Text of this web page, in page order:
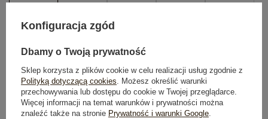
S M L XL 2XL
TABELA ROZMIARÓW
POWIADOM O DOSTĘPNOŚCI
Konfiguracja zgód
Dbamy o Twoją prywatność
Sklep korzysta z plików cookie w celu realizacji usług zgodnie z
Polityką dotyczącą cookies. Możesz określić warunki
przechowywania lub dostępu do cookie w Twojej przeglądarce.
Więcej informacji na temat warunków i prywatności można
znaleźć także na stronie Prywatność i warunki Google.